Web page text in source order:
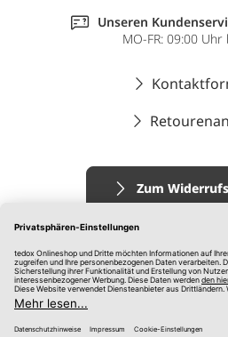
Unseren
MO-FR: 09:00
Zum
AGB
Datenschutz